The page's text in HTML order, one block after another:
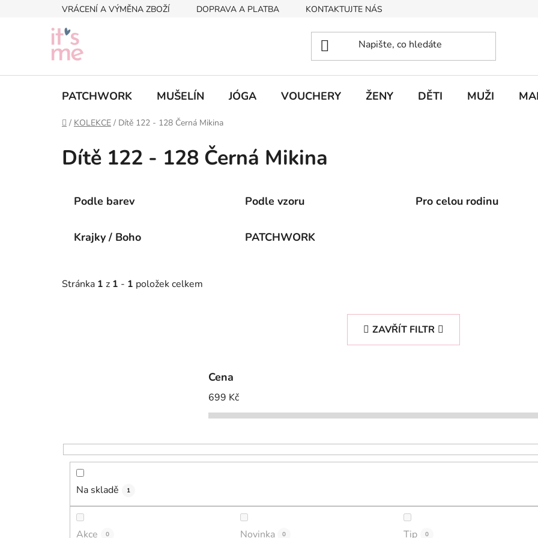
VRÁCENÍ A VÝMĚNA ZBOŽÍ DOPRAVA A PLATBA KONTAKTUJTE NÁS
PATCHWORK MUŠELÍN JÓGA VOUCHERY ŽENY DĚTI MUŽI
Domů
/ KOLEKCE / Dítě 122 - 128 Černá Mikina
Dítě 122 - 128 Černá Mikina
Podle barev Podle vzoru Pro celou rodinu
Krajky / Boho PATCHWORK
Stránka 1 z 1 - 1 položek celkem
ZAVŘÍT FILTR
Cena
699 Kč
Na skladě 1
Akce 0 Novinka 0 Tip 0